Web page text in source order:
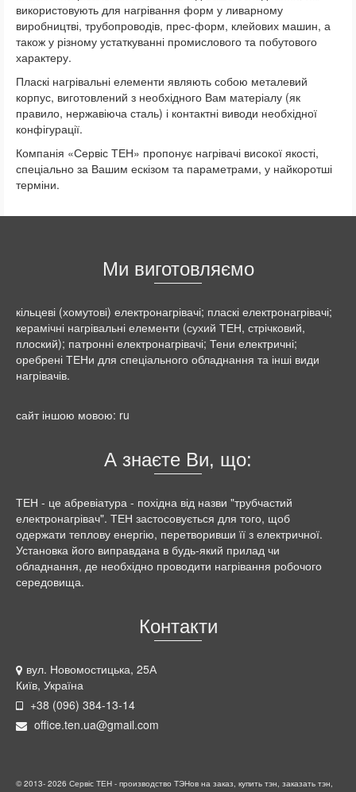
використовують для нагрівання форм у ливарному
виробництві, трубопроводів, прес-форм, клейових машин, а
також у різному устаткуванні промислового та побутового
характеру.
Пласкі нагрівальні елементи являють собою металевий
корпус, виготовлений з необхідного Вам матеріалу (як
правило, нержавіюча сталь) і контактні виводи необхідної
конфігурації.
Компанія «Сервіс ТЕН» пропонує нагрівачі високої якості,
спеціально за Вашим ескізом та параметрами, у найкоротші
терміни.
Ми виготовляємо
кільцеві (хомутові) електронагрівачі; пласкі електронагрівачі;
керамічні нагрівальні елементи (сухий ТЕН, стрічковий,
плоский); патронні електронагрівачі; Тени електричні;
оребрені ТЕНи для спеціального обладнання та інші види
нагрівачів.
сайт іншою мовою: ru
А знаєте Ви, що:
ТЕН - це абревіатура - похідна від назви "трубчастий
електронагрівач". ТЕН застосовується для того, щоб
одержати теплову енергію, перетворивши її з електричної.
Установка його виправдана в будь-який прилад чи
обладнання, де необхідно проводити нагрівання робочого
середовища.
Контакти
вул. Новомостицька, 25А
Київ, Україна
+38 (096) 384-13-14
office.ten.ua@gmail.com
© 2013- 2026 Сервіс ТЕН - производство ТЭНов на заказ, купить тэн, заказать тэн,